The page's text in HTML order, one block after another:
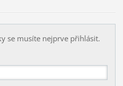
se musíte nejprve přihlásit.